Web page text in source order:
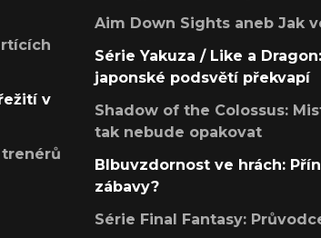
v
trenérů
Aim Down Sights aneb Jak
Série Yakuza / Like a
japonské podsvětí překvapí
Shadow of the Colossus:
tak nebude opakovat
Blbuvzdornost ve hrách:
zábavy?
Série Final Fantasy: